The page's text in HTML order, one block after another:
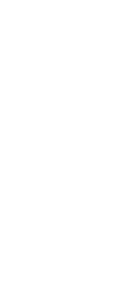
Service and
Field
disponibles